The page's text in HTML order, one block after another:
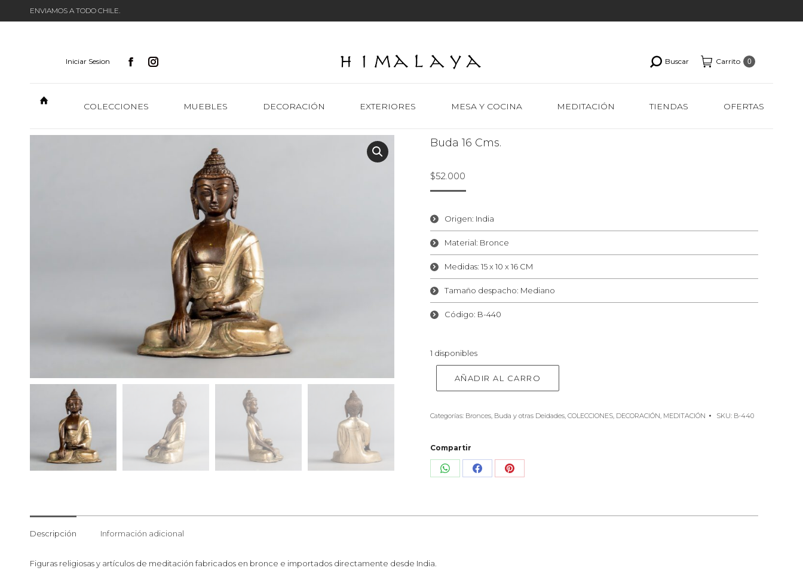
ENVIAMOS A TODO CHILE.
Iniciar Sesion Buscar Carrito 0
COLECCIONES MUEBLES DECORACIÓN EXTERIORES MESA Y COCINA MEDITACIÓN TIENDAS OFERTAS
Buda 16 Cms.
$52.000
Origen: India
Material: Bronce
Medidas: 15 x 10 x 16 CM
Tamaño despacho: Mediano
Código: B-440
1 disponibles
AÑADIR AL CARRO
Categorías: Bronces, Buda y otras Deidades, COLECCIONES, DECORACIÓN, MEDITACIÓN SKU: B-440
Compartir
Share Share Share
Descripción Información adicional
Figuras religiosas y artículos de meditación fabricados en bronce e importados directamente desde India.